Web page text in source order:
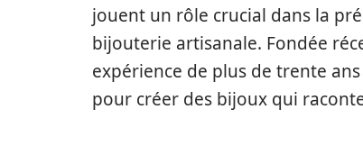
jouent un rôle crucial dans la
bijouterie artisanale. Fondée
expérience de plus de trente
pour créer des bijoux qui